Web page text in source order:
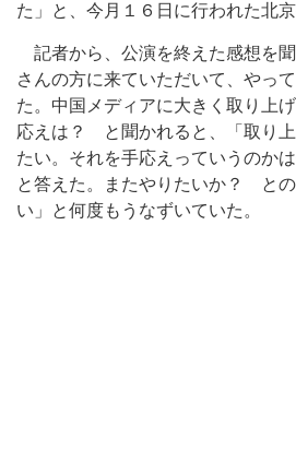
た」と、今月１６日に行われた北
記者から、公演を終えた感想を聞
さんの方に来ていただいて、やっ
た。中国メディアに大きく取り上
応えは？ と聞かれると、「取り
たい。それを手応えっていうのか
と答えた。またやりたいか？ と
い」と何度もうなずいていた。